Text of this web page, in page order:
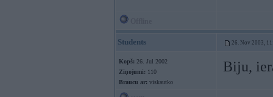
Students 26. Nov 2003,
Kopš: 26. Jul 2002
Ziņojumi: 110
Braucu ar: viskautko
Biju,